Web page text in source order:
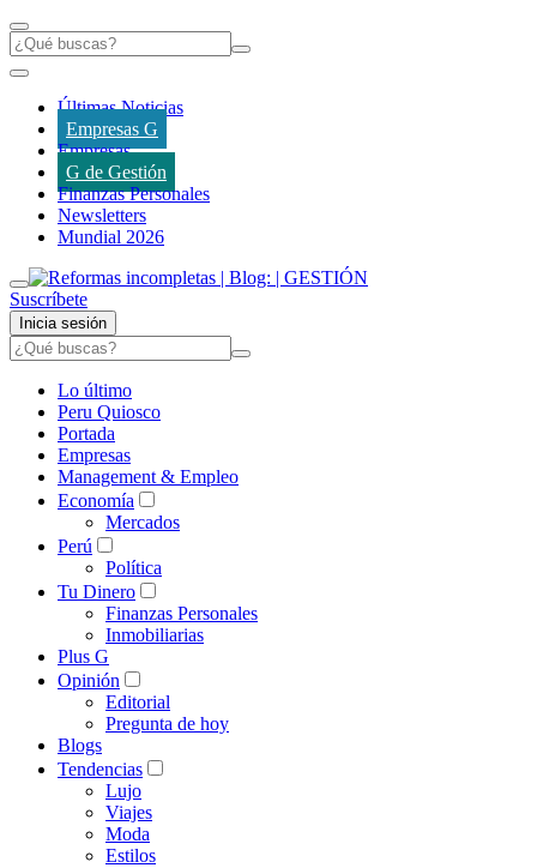
Últimas Noticias
Empresas G
Empresas
G de Gestión
Finanzas Personales
Newsletters
Mundial 2026
Suscríbete
Inicia sesión
Lo último
Peru Quiosco
Portada
Empresas
Management & Empleo
Economía
Mercados
Perú
Política
Tu Dinero
Finanzas Personales
Inmobiliarias
Plus G
Opinión
Editorial
Pregunta de hoy
Blogs
Tendencias
Lujo
Viajes
Moda
Estilos